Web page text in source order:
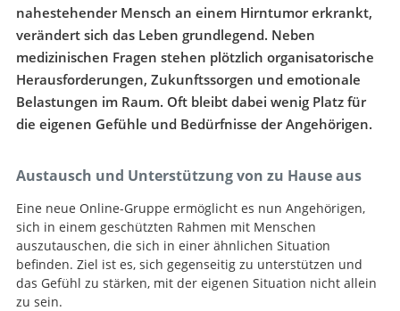
nahestehender Mensch an einem Hirntumor erkrankt,
verändert sich das Leben grundlegend. Neben
medizinischen Fragen stehen plötzlich organisatorische
Herausforderungen, Zukunftssorgen und emotionale
Belastungen im Raum. Oft bleibt dabei wenig Platz für
die eigenen Gefühle und Bedürfnisse der Angehörigen.
Austausch und Unterstützung von zu Hause aus
Eine neue Online-Gruppe ermöglicht es nun Angehörigen,
sich in einem geschützten Rahmen mit Menschen
auszutauschen, die sich in einer ähnlichen Situation
befinden. Ziel ist es, sich gegenseitig zu unterstützen und
das Gefühl zu stärken, mit der eigenen Situation nicht allein
zu sein.